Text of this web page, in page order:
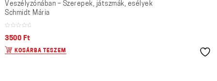
Veszélyzónában – Szerepek, játszmák, esélyek
Schmidt Mária
3500 Ft
KOSÁRBA TESZEM